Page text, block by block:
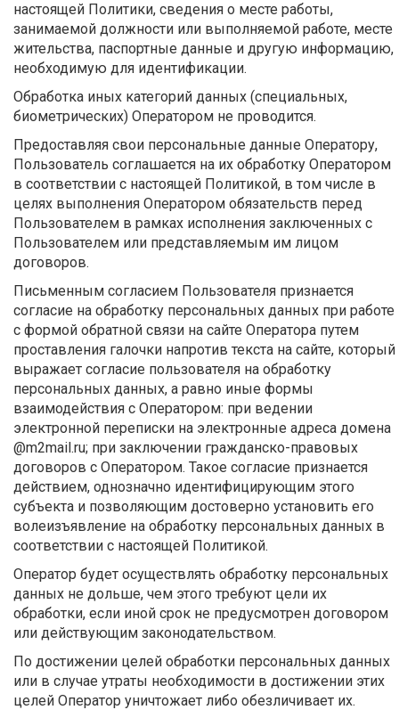
настоящей Политики, сведения о месте работы,
занимаемой должности или выполняемой работе, месте
жительства, паспортные данные и другую информацию,
необходимую для идентификации.
Обработка иных категорий данных (специальных,
биометрических) Оператором не проводится.
Предоставляя свои персональные данные Оператору,
Пользователь соглашается на их обработку Оператором
в соответствии с настоящей Политикой, в том числе в
целях выполнения Оператором обязательств перед
Пользователем в рамках исполнения заключенных с
Пользователем или представляемым им лицом
договоров.
Письменным согласием Пользователя признается
согласие на обработку персональных данных при работе
с формой обратной связи на сайте Оператора путем
проставления галочки напротив текста на сайте, который
выражает согласие пользователя на обработку
персональных данных, а равно иные формы
взаимодействия с Оператором: при ведении
электронной переписки на электронные адреса домена
@m2mail.ru; при заключении гражданско-правовых
договоров с Оператором. Такое согласие признается
действием, однозначно идентифицирующим этого
субъекта и позволяющим достоверно установить его
волеизъявление на обработку персональных данных в
соответствии с настоящей Политикой.
Оператор будет осуществлять обработку персональных
данных не дольше, чем этого требуют цели их
обработки, если иной срок не предусмотрен договором
или действующим законодательством.
По достижении целей обработки персональных данных
или в случае утраты необходимости в достижении этих
целей Оператор уничтожает либо обезличивает их.